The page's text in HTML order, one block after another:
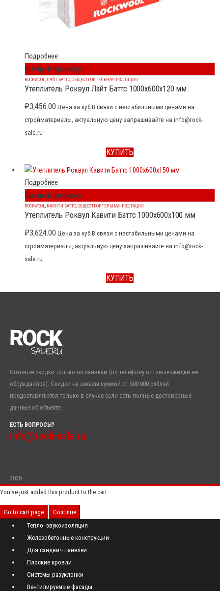
Подробнее
Быстрый просмотр
ROCKWOOL ЛАЙТ БАТТС ОБЩЕСТРОИТЕЛЬНАЯ ИЗОЛЯЦИЯ
Утеплитель Роквул Лайт Баттс 1000x600x120 мм
₽3,456.00 Цена за куб В связи с нестабильными ценами на
стройматериалы, актуальную цену запрашивайте на info@rock-
sale.ru
КУПИТЬ
Подробнее
Быстрый просмотр
ROCKWOOL КАВИТИ БАТТС ОБЩЕСТРОИТЕЛЬНАЯ ИЗОЛЯЦИЯ
Утеплитель Роквул Кавити Баттс 1000x600x100 мм
₽3,624.00 Цена за куб В связи с нестабильными ценами на
стройматериалы, актуальную цену запрашивайте на info@rock-
sale.ru
КУПИТЬ
Оптовые скидки только по заявкам (по телефону оптовые скидки не
обсуждаются). Скидки на заказы суммой от 500 000 рублей
предоставляются только в случае если есть полные достоверные
данные об объекте.
ЕСТЬ ВОПРОСЫ?
info@rock-sale.ru
2020
You've just added this product to the cart:
Go to cart page
Continue
Тепло- звукоизоляция
Железобетонные конструкции
Для сэндвич панелей
Плоские кровли
Системы разуклонки
Вентилируемые фасады